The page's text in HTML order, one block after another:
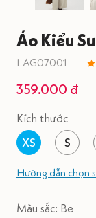
Áo Kiểu
LAG07001
359.000 đ
Kích thước
XS
S
Hướng dẫn chọn
Màu sắc: Be